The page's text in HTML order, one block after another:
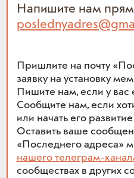
Напишите нам
Пришлите на почту
заявку на установку
Пишите нам, если у вас
Сообщите нам, если
или начать его
Оставить ваше
«Последнего адреса»
нашего телеграм-
сообществах в других